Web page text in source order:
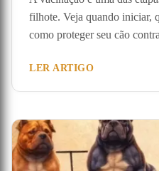
filhote. Veja quando iniciar,
como proteger seu cão
LER ARTIGO